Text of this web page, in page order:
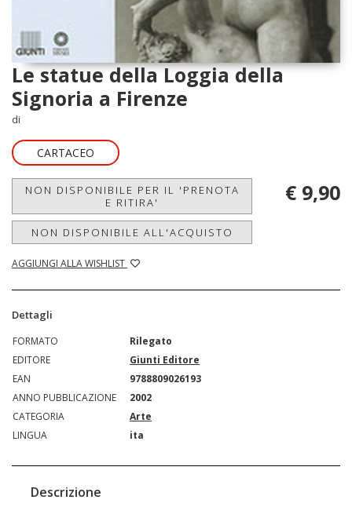
Le statue della Loggia della
Signoria a Firenze
di
CARTACEO
NON DISPONIBILE PER IL 'PRENOTA
E RITIRA'
NON DISPONIBILE ALL'ACQUISTO
AGGIUNGI ALLA WISHLIST
€ 9,90
Dettagli
FORMATO
Rilegato
EDITORE
Giunti Editore
EAN
9788809026193
ANNO PUBBLICAZIONE
2002
CATEGORIA
Arte
LINGUA
ita
Descrizione